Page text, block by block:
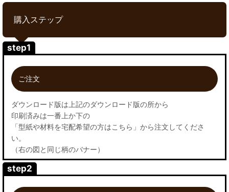
購入ステップ
step1
ご注文
ダウンロード版は上記のダウンロード版の所から
印刷済みは一番上か下の
「型紙や材料を宅配希望の方はこちら」から注文してくださ
い。
（右の図と同じ柄のバナー）
step2